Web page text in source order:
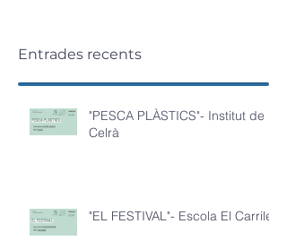
Entrades recents
"PESCA PLÀSTICS"- Institut de
Celrà
"EL FESTIVAL"- Escola El Carrilet